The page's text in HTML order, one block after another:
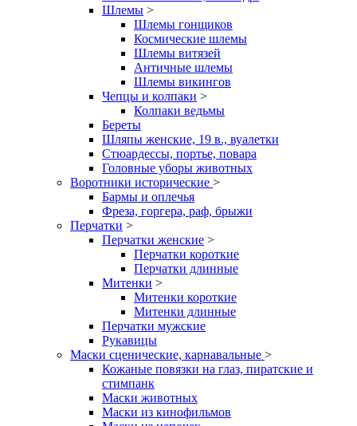
Шлемы >
Шлемы гонщиков
Космические шлемы
Шлемы витязей
Античные шлемы
Шлемы викингов
Чепцы и колпаки >
Колпаки ведьмы
Береты
Шляпы женские, 19 в., вуалетки
Стюардессы, портье, повара
Головные уборы животных
Воротники исторические >
Бармы и оплечья
Фреза, горгера, раф, брыжи
Перчатки >
Перчатки женские >
Перчатки короткие
Перчатки длинные
Митенки >
Митенки короткие
Митенки длинные
Перчатки мужские
Рукавицы
Маски сценические, карнавальные >
Кожаные повязки на глаз, пиратские и
стимпанк
Маски животных
Маски из кинофильмов